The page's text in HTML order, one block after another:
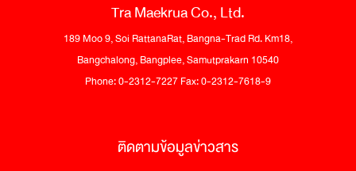
Tra Maekrua Co., Ltd.
189 Moo 9, Soi RattanaRat, Bangna-Trad Rd. Km18,
Bangchalong, Bangplee, Samutprakarn 10540
Phone: 0-2312-7227 Fax: 0-2312-7618-9
ติดตามข้อมูลข่าวสาร